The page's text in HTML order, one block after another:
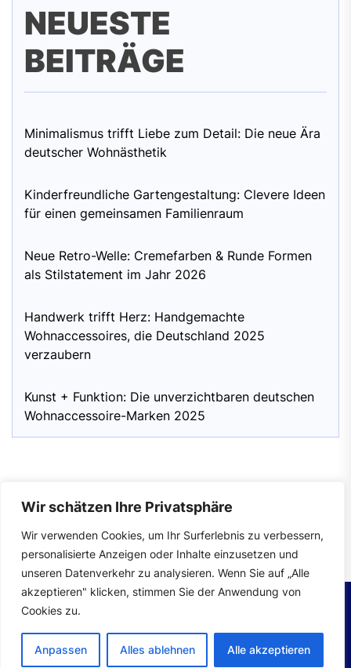
Wir schätzen Ihre Privatsphäre
Wir verwenden Cookies, um Ihr Surferlebnis zu verbessern,
personalisierte Anzeigen oder Inhalte einzusetzen und
unseren Datenverkehr zu analysieren. Wenn Sie auf „Alle
akzeptieren" klicken, stimmen Sie der Anwendung von
Cookies zu.
Anpassen Alles ablehnen Alle akzeptieren
NEUESTE
BEITRÄGE
Minimalismus trifft Liebe zum Detail: Die neue Ära
deutscher Wohnästhetik
Kinderfreundliche Gartengestaltung: Clevere Ideen
für einen gemeinsamen Familienraum
Neue Retro-Welle: Cremefarben & Runde Formen
als Stilstatement im Jahr 2026
Handwerk trifft Herz: Handgemachte
Wohnaccessoires, die Deutschland 2025
verzaubern
Kunst + Funktion: Die unverzichtbaren deutschen
Wohnaccessoire-Marken 2025
Impressum|Datenschutzerklärung
Copyright © 2026 wohntrends.All rights reserved.
Theme: Mahalo By
Themeinwp.Powered byWordPress.